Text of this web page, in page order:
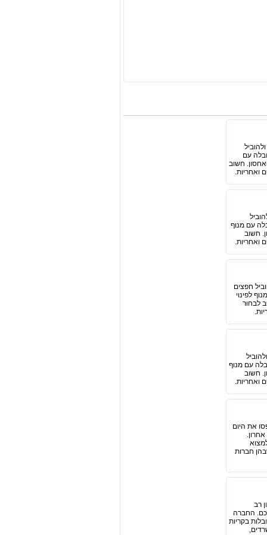
עם
חשוב
ואחריות.
עם מנוף
חשוב
ואחריות.
חפצים
לפינוי
לבחור
עם מנוף
חשוב
ואחריות.
את היום
חברות
רב
החברה
בקריות